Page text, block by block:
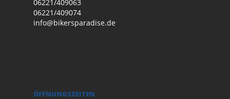
06221/409063
06221/409074
info@bikersparadise.de
ÖFFNUNGSZEITEN